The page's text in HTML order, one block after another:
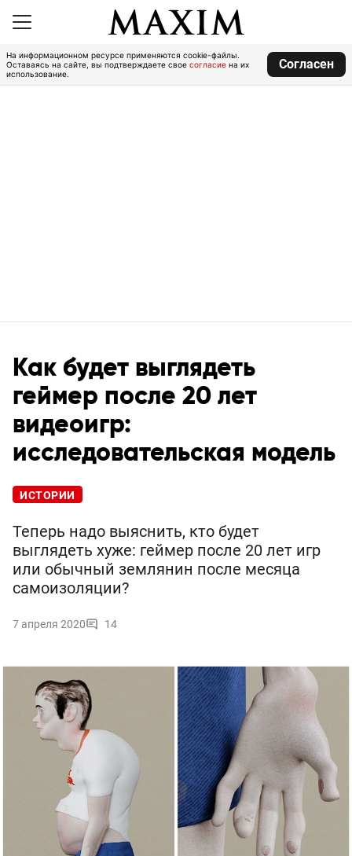
На информационном ресурсе применяются cookie-файлы.
Оставаясь на сайте, вы подтверждаете свое согласие на их
использование.
Согласен
Как будет выглядеть
геймер после 20 лет
видеоигр:
исследовательская модель
ИСТОРИИ
Теперь надо выяснить, кто будет
выглядеть хуже: геймер после 20 лет игр
или обычный землянин после месяца
самоизоляции?
7 апреля 2020 14